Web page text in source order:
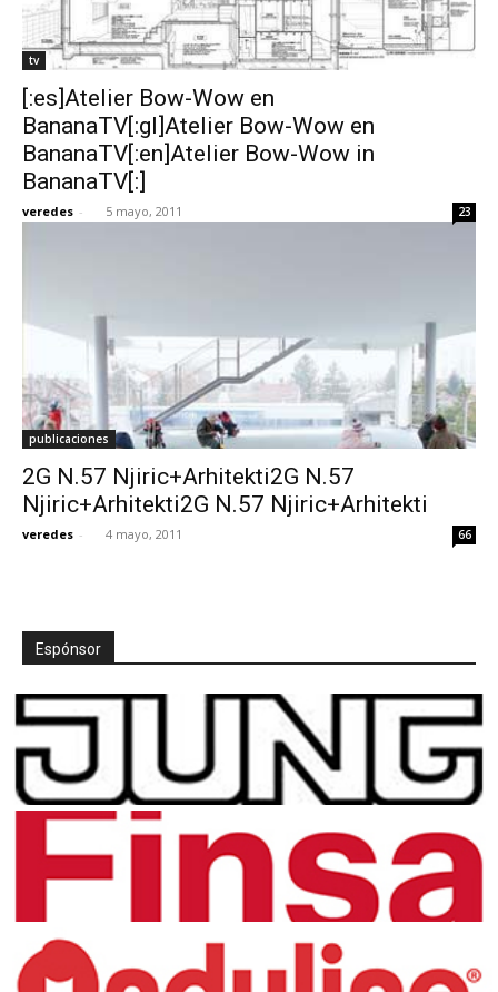
tv
[:es]Atelier Bow-Wow en
BananaTV[:gl]Atelier Bow-Wow en
BananaTV[:en]Atelier Bow-Wow in
BananaTV[:]
veredes - 5 mayo, 2011 23
publicaciones
2G N.57 Njiric+Arhitekti2G N.57
Njiric+Arhitekti2G N.57 Njiric+Arhitekti
veredes - 4 mayo, 2011 66
Espónsor